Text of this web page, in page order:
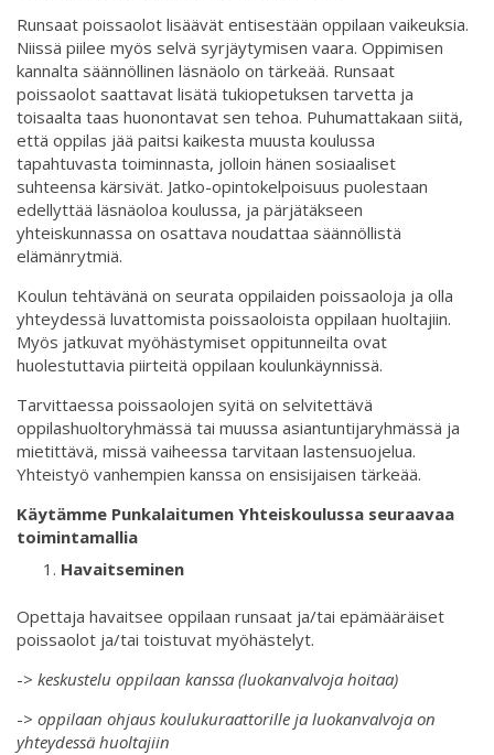
Runsaat poissaolot lisäävät entisestään oppilaan vaikeuksia.
Niissä piilee myös selvä syrjäytymisen vaara. Oppimisen
kannalta säännöllinen läsnäolo on tärkeää. Runsaat
poissaolot saattavat lisätä tukiopetuksen tarvetta ja
toisaalta taas huonontavat sen tehoa. Puhumattakaan siitä,
että oppilas jää paitsi kaikesta muusta koulussa
tapahtuvasta toiminnasta, jolloin hänen sosiaaliset
suhteensa kärsivät. Jatko-opintokelpoisuus puolestaan
edellyttää läsnäoloa koulussa, ja pärjätäkseen
yhteiskunnassa on osattava noudattaa säännöllistä
elämänrytmiä.
Koulun tehtävänä on seurata oppilaiden poissaoloja ja olla
yhteydessä luvattomista poissaoloista oppilaan huoltajiin.
Myös jatkuvat myöhästymiset oppitunneilta ovat
huolestuttavia piirteitä oppilaan koulunkäynnissä.
Tarvittaessa poissaolojen syitä on selvitettävä
oppilashuoltoryhmässä tai muussa asiantuntijaryhmässä ja
mietittävä, missä vaiheessa tarvitaan lastensuojelua.
Yhteistyö vanhempien kanssa on ensisijaisen tärkeää.
Käytämme Punkalaitumen Yhteiskoulussa seuraavaa
toimintamallia
Havaitseminen
Opettaja havaitsee oppilaan runsaat ja/tai epämääräiset
poissaolot ja/tai toistuvat myöhästelyt.
-> keskustelu oppilaan kanssa (luokanvalvoja hoitaa)
-> oppilaan ohjaus koulukuraattorille ja luokanvalvoja on
yhteydessä huoltajiin